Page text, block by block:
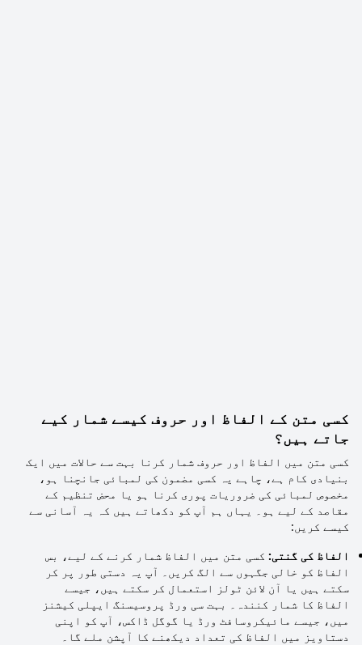
کسی متن کے الفاظ اور حروف کیسے شمار کیے
جاتے ہیں؟
کسی متن میں الفاظ اور حروف شمار کرنا بہت سے حالات میں ایک
بنیادی کام ہے، چاہے یہ کسی مضمون کی لمبائی جانچنا ہو،
مخصوص لمبائی کی ضروریات پوری کرنا ہو یا محض تنظیم کے
مقاصد کے لیے ہو۔ یہاں ہم آپ کو دکھاتے ہیں کہ یہ آسانی سے
کیسے کریں:
الفاظ کی گنتی: کسی متن میں الفاظ شمار کرنے کے لیے، بس
الفاظ کو خالی جگہوں سے الگ کریں۔ آپ یہ دستی طور پر کر
سکتے ہیں یا آن لائن ٹولز استعمال کر سکتے ہیں، جیسے
الفاظ کا شمار کنندہ۔ بہت سی ورڈ پروسیسنگ ایپلی کیشنز
میں، جیسے مائیکروسافٹ ورڈ یا گوگل ڈاکس، آپ کو اپنی
دستاویز میں الفاظ کی تعداد دیکھنے کا آپشن ملے گا۔